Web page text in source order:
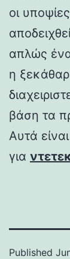
οι
απλώς
η
βάση τα
Αυτά
για
Published